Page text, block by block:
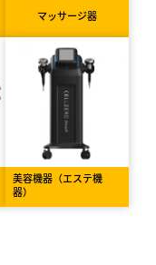
マッサージ器
美容機器（エステ機
器）